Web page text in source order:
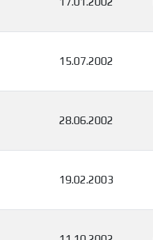
15.07.2002
28.06.2002
19.02.2003